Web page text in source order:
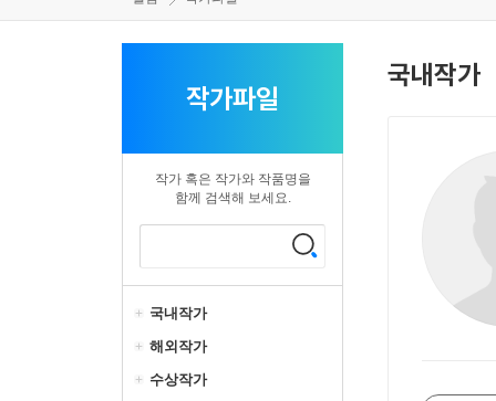
작가파일
작가 혹은 작가와 작품명을
함께 검색해 보세요.
국내작가
해외작가
수상작가
국내작가